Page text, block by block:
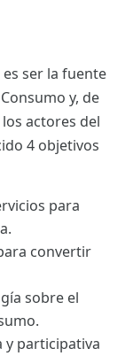
ser la fuente
y, de
actores del
4 objetivos
para
convertir
sobre el
y participativa